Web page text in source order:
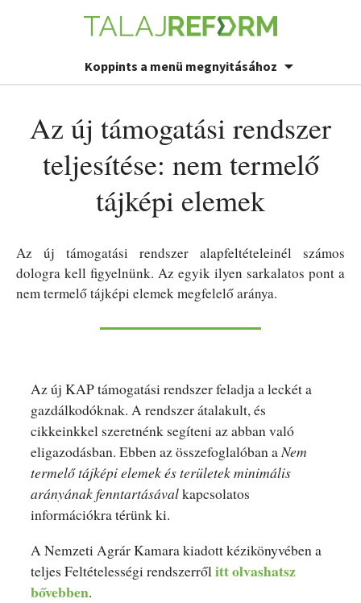
Koppints a menü megnyitásához
Az új támogatási rendszer
teljesítése: nem termelő
tájképi elemek
Az új támogatási rendszer alapfeltételeinél számos
dologra kell figyelnünk. Az egyik ilyen sarkalatos pont a
nem termelő tájképi elemek megfelelő aránya.
Az új KAP támogatási rendszer feladja a leckét a
gazdálkodóknak. A rendszer átalakult, és
cikkeinkkel szeretnénk segíteni az abban való
eligazodásban. Ebben az összefoglalóban aNem
termelő tájképi elemek és területek minimális
arányának fenntartásávalkapcsolatos
információkra térünk ki.
A Nemzeti Agrár Kamara kiadott kézikönyvében a
teljes Feltételességi rendszerről itt olvashatsz
bővebben.